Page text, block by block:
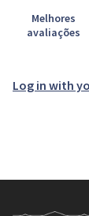
Melhores
avaliações
Log in with